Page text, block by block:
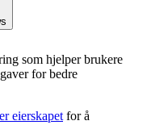
som hjelper brukere
for bedre
eierskapet for å